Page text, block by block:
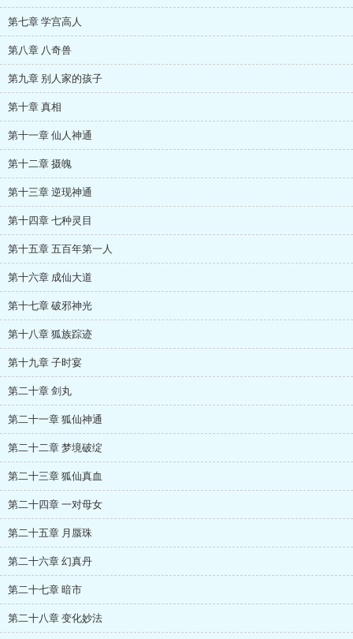
第七章 学宫高人
第八章 八奇兽
第九章 别人家的孩子
第十章 真相
第十一章 仙人神通
第十二章 摄魄
第十三章 逆现神通
第十四章 七种灵目
第十五章 五百年第一人
第十六章 成仙大道
第十七章 破邪神光
第十八章 狐族踪迹
第十九章 子时宴
第二十章 剑丸
第二十一章 狐仙神通
第二十二章 梦境破绽
第二十三章 狐仙真血
第二十四章 一对母女
第二十五章 月蜃珠
第二十六章 幻真丹
第二十七章 暗市
第二十八章 变化妙法